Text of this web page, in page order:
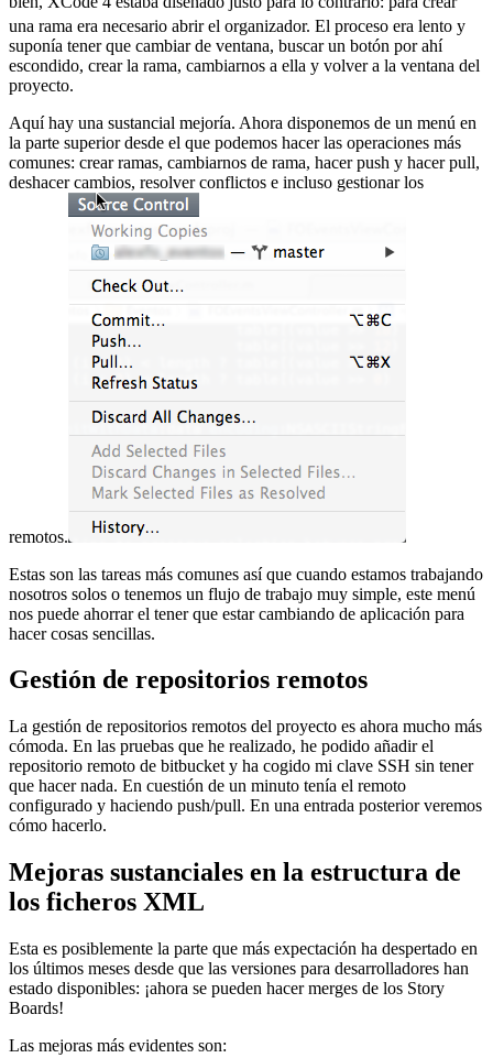
una rama era necesario abrir el organizador. El proceso era lento y
suponía tener que cambiar de ventana, buscar un botón por ahí
escondido, crear la rama, cambiarnos a ella y volver a la ventana del
proyecto.
Aquí hay una sustancial mejoría. Ahora disponemos de un menú en
la parte superior desde el que podemos hacer las operaciones más
comunes: crear ramas, cambiarnos de rama, hacer push y hacer pull,
deshacer cambios, resolver conflictos e incluso gestionar los
remotos.
Estas son las tareas más comunes así que cuando estamos trabajando
nosotros solos o tenemos un flujo de trabajo muy simple, este menú
nos puede ahorrar el tener que estar cambiando de aplicación para
hacer cosas sencillas.
Gestión de repositorios remotos
La gestión de repositorios remotos del proyecto es ahora mucho más
cómoda. En las pruebas que he realizado, he podido añadir el
repositorio remoto de bitbucket y ha cogido mi clave SSH sin tener
que hacer nada. En cuestión de un minuto tenía el remoto
configurado y haciendo push/pull. En una entrada posterior veremos
cómo hacerlo.
Mejoras sustanciales en la estructura de
los ficheros XML
Esta es posiblemente la parte que más expectación ha despertado en
los últimos meses desde que las versiones para desarrolladores han
estado disponibles: ¡ahora se pueden hacer merges de los Story
Boards!
Las mejoras más evidentes son: